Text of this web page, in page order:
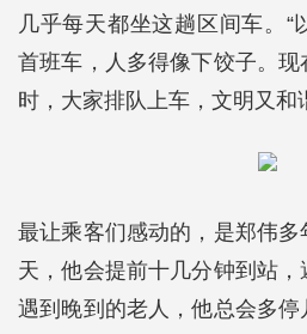
几乎每天都坐这趟区间车。“
首班车，人多得像下饺子。
时，大家排队上车，文明又和
最让乘客们感动的，是郑伟
天，他会提前十几分钟到站，
遇到晚到的老人，他总会多